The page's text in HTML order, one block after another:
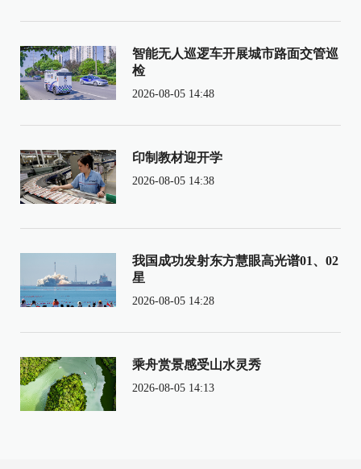
智能无人巡逻车开展城市路面交管巡
检
2026-08-05 14:48
印制教材迎开学
2026-08-05 14:38
我国成功发射东方慧眼高光谱01、02
星
2026-08-05 14:28
乘舟赏景感受山水灵秀
2026-08-05 14:13